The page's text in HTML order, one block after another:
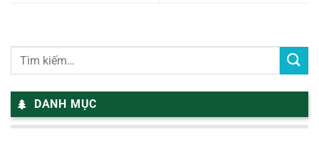
DANH MỤC